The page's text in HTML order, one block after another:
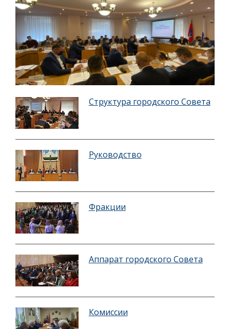
Структура городского Совета
Руководство
Фракции
Аппарат городского Совета
Комиссии